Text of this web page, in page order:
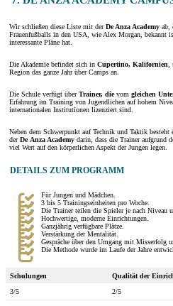
Wir schließen diese Liste mit derDe Anza Academy ab,
Frauenfußballs in den USA, wie Alex Morgan, bekannt
interessante Pläne hat.
Die Akademie befindet sich in Cupertino, Kalifornien
Region das ganze Jahr über Camps an.
Die Schule verfügt überTrainer, dievom gleichen
Erfahrung im Training von Jugendlichen auf hohem
internationalen Institutionen lizenziert sind.
Neben dem Schwerpunkt auf Technik und Taktik
derDe Anza Academy darin, dass die Trainer aufgrund
viel Wert auf den körperlichen Aspekt der Jungen legen.
DETAILS ZUM PROGRAMM
Für Jungen und Mädchen.
3 bis 5 Trainingseinheiten pro Woche.
Die Trainer teilen die Spieler je nach Niveau
Hochwertige, moderne Einrichtungen.
Ganzjährig verfügbare Plätze.
Verstärkung der Mentalität.
Gespräche über den Umgang mit Misserfolg
Die Methode wurde im Laufe der Jahre
Schulungen Qualität der
3/5
2/5